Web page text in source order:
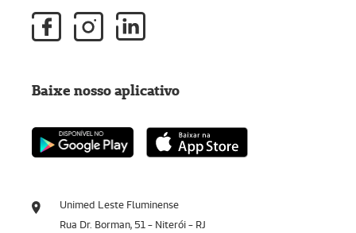
Unimed Leste Fluminense
Rua Dr. Borman, 51 - Niterói - RJ
Baixe nosso aplicativo